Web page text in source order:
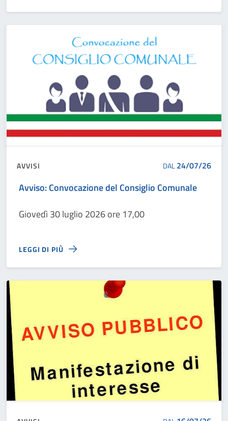
AVVISI DAL24/07/26
Avviso: Convocazione del Consiglio Comunale
Giovedì 30 luglio 2026 ore 17,00
LEGGI DI PIÙ